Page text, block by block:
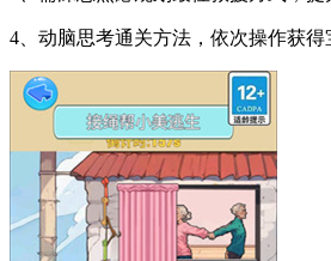
4、动脑思考通关方法，依次操作获得